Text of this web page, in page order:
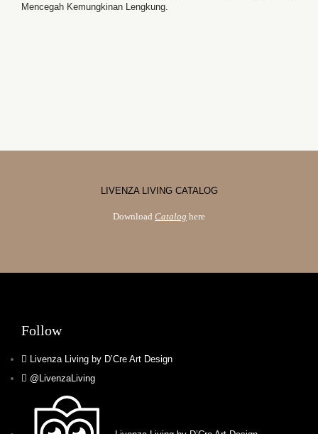
Mencegah Kemungkinan Lengkung.
LIVENZA LIVING CATALOG
Download Catalog here
Follow
Livenza Living by D’Cre Art Design
@LivenzaLiving